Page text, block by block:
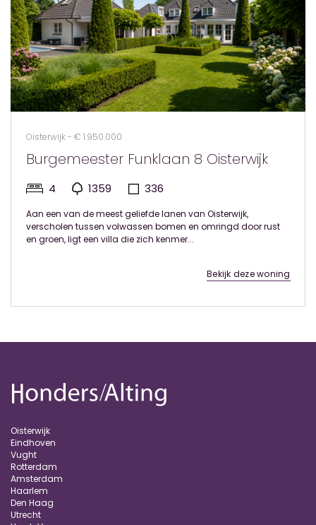
Oisterwijk - € 1.950.000
Burgemeester Funklaan 8 Oisterwijk
4 1359 336
Aan een van de meest geliefde lanen van Oisterwijk,
verscholen tussen volwassen bomen en omringd door rust
en groen, ligt een villa die zich kenmer...
Bekijk deze woning
Oisterwijk
Eindhoven
Vught
Rotterdam
Amsterdam
Haarlem
Den Haag
Utrecht